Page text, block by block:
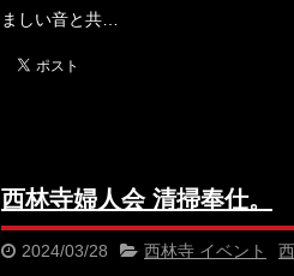
ましい音と共…
西林寺婦人会 清掃奉仕。
2024/03/28 西林寺 イベント